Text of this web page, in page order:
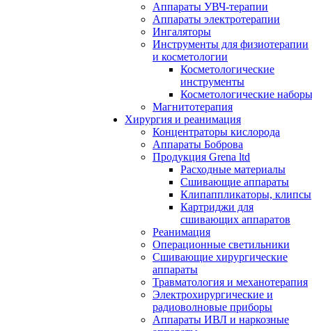
Аппараты УВЧ-терапии
Аппараты электротерапии
Ингаляторы
Инструменты для физиотерапии
и косметологии
Косметологические
инструменты
Косметологические наборы
Магнитотерапия
Хирургия и реанимация
Концентраторы кислорода
Аппараты Боброва
Продукция Grena ltd
Расходные материалы
Сшивающие аппараты
Клипаппликаторы, клипсы
Картриджи для
сшивающих аппаратов
Реанимация
Операционные светильники
Сшивающие хирургические
аппараты
Травматология и механотерапия
Электрохирургические и
радиоволновые приборы
Аппараты ИВЛ и наркозные